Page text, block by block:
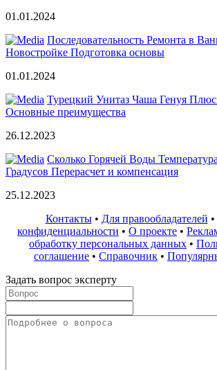
01.01.2024
Последовательность Ремонта в
Новостройке Подготовка основы
01.01.2024
Турецкий Унитаз Чаша Генуя
Основные преимущества
26.12.2023
Сколько Горячей Воды
Градусов Перерасчет и компенсация
25.12.2023
Контакты• Для правообладателей •
конфиденциальности • О проекте •
обработку персональных данных •
соглашение • Справочник •
Задать вопрос эксперту